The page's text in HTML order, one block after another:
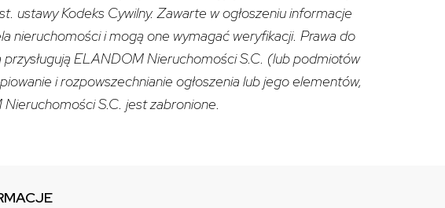
ustawy Kodeks Cywilny. Zawarte w ogłoszeniu informacje
nieruchomości i mogą one wymagać weryfikacji. Prawa do
przysługują ELANDOM Nieruchomości S.C. (lub podmiotów
i rozpowszechnianie ogłoszenia lub jego elementów,
S.C. jest zabronione.